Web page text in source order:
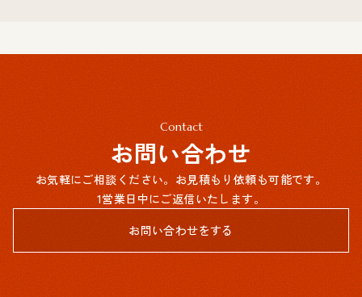
Contact
お問い合わせ
お気軽にご相談ください。お見積もり依頼も可能です。
1営業日中にご返信いたします。
お問い合わせをする